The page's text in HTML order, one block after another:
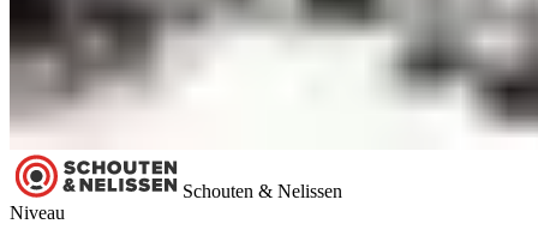
Schouten & Nelissen
Niveau